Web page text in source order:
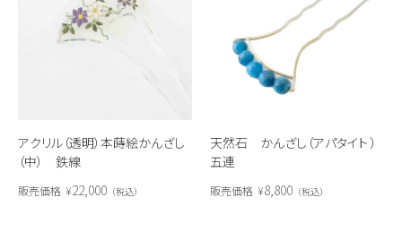
アクリル（透明）本蒔絵かんざし
（中） 鉄線
販売価格 ¥22,000 税込
天然石 かんざし（アパタイト ）
五連
販売価格 ¥8,800 税込